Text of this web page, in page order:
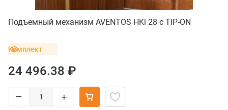
Подъемный механизм AVENTOS HKi 28 с TIP-ON
Комплект
24 496.38 ₽
– +